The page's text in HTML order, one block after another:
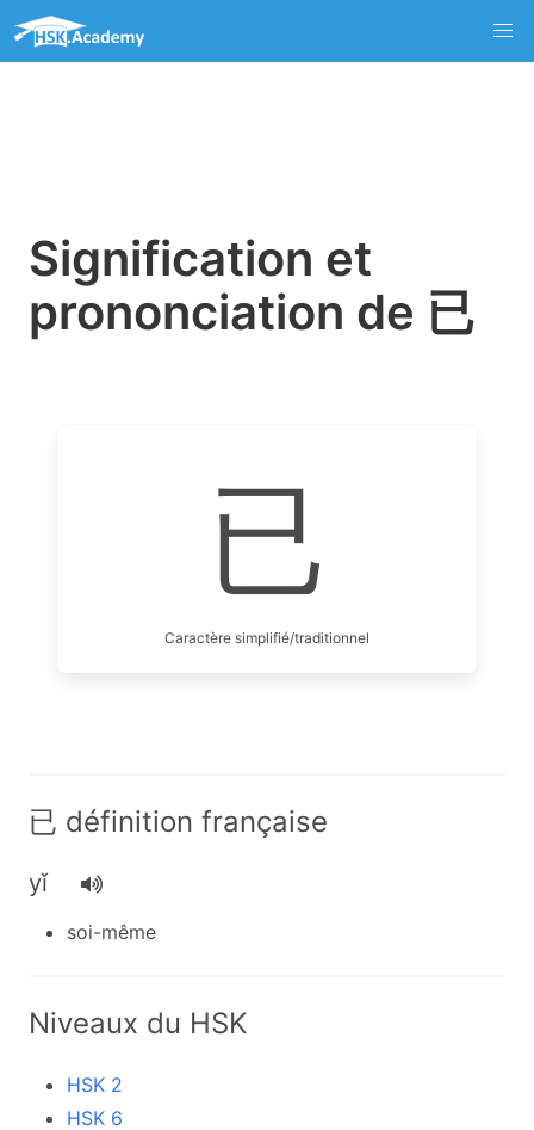
Signification et
prononciation de 已
已
Caractère simplifié/traditionnel
已 définition française
yǐ
soi-même
Niveaux du HSK
HSK 2
HSK 6